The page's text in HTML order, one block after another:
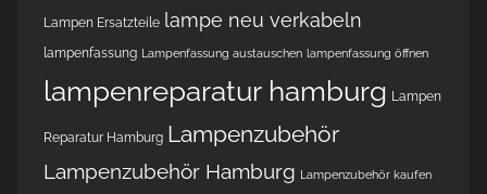
Lampen Ersatzteile lampe neu verkabeln
lampenfassung Lampenfassung austauschen lampenfassung öffnen
lampenreparatur hamburg Lampen
Reparatur Hamburg Lampenzubehör
Lampenzubehör Hamburg Lampenzubehör kaufen